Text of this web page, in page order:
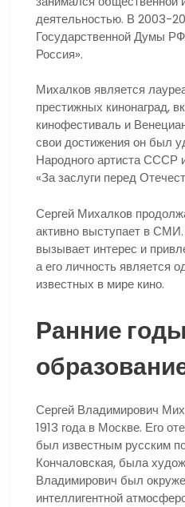
деятельностью. В 2003-
Государственной Думы
Россия».
Михалков является
престижных кинонаград,
кинофестиваль и
свои достижения он был
Народного артиста СССР
«За заслуги перед
Сергей Михалков
активно выступает в СМИ.
вызывает интерес и
а его личность является
известных в мире кино.
Ранние
Сергей Владимирович
1913 года в Москве. Его
был известным русским
Кончаловская, была
Владимирович был
интеллигентной